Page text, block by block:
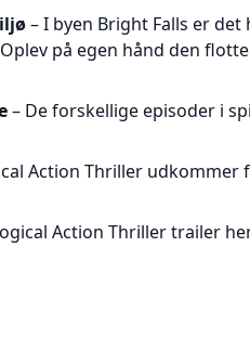
– I byen Bright Falls er
på egen hånd den
– De forskellige episoder i
Action Thriller
Action Thriller trailer